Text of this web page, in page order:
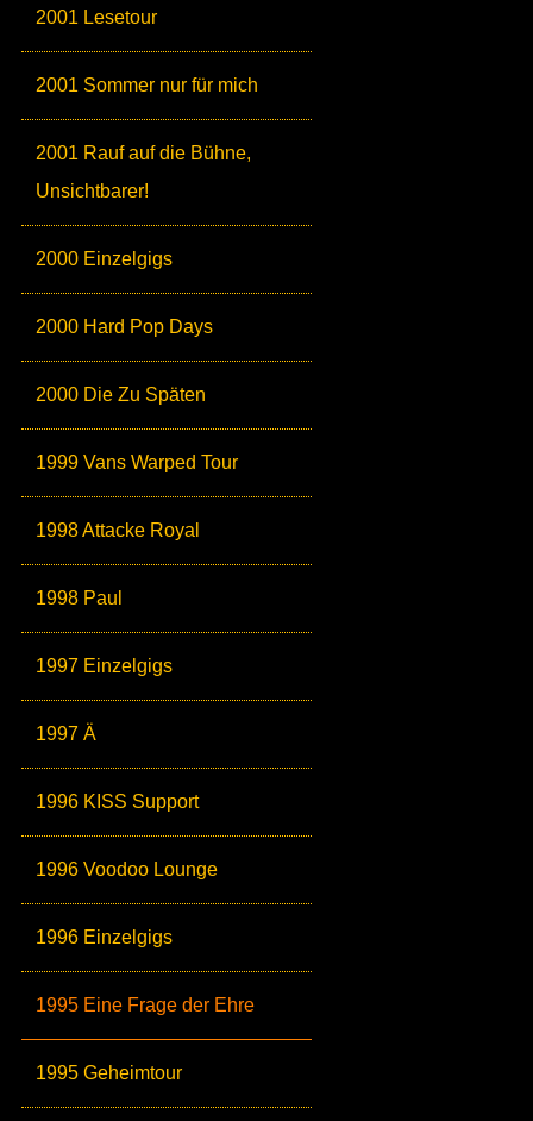
2001 Lesetour
2001 Sommer nur für mich
2001 Rauf auf die Bühne,
Unsichtbarer!
2000 Einzelgigs
2000 Hard Pop Days
2000 Die Zu Späten
1999 Vans Warped Tour
1998 Attacke Royal
1998 Paul
1997 Einzelgigs
1997 Ä
1996 KISS Support
1996 Voodoo Lounge
1996 Einzelgigs
1995 Eine Frage der Ehre
1995 Geheimtour